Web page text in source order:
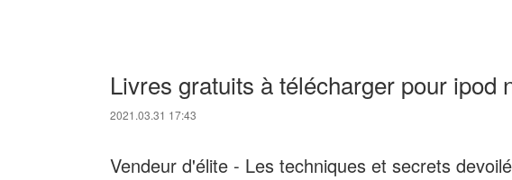
Livres gratuits à télécharger pour ipod
2021.03.31 17:43
Vendeur d'élite - Les techniques et secrets